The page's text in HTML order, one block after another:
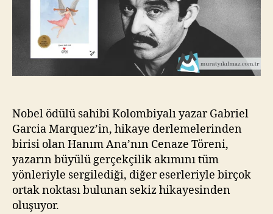
Nobel ödülü sahibi Kolombiyalı yazar Gabriel
Garcia Marquez’in, hikaye derlemelerinden
birisi olan Hanım Ana’nın Cenaze Töreni,
yazarın büyülü gerçekçilik akımını tüm
yönleriyle sergilediği, diğer eserleriyle birçok
ortak noktası bulunan sekiz hikayesinden
oluşuyor.